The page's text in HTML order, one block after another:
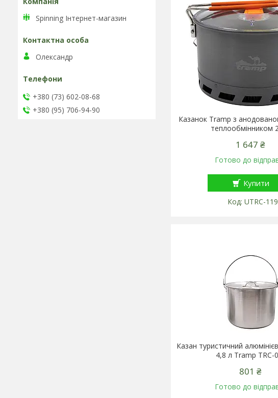
Казанок Tramp з
теплообмінником
1 647 ₴
Готово до
Купити
UTRC-119
Казан туристичний
4,8 л Tramp TRC-
801 ₴
Готово до
Spinning Інтернет-магазин
Олександр
+380 (73) 602-08-68
+380 (95) 706-94-90